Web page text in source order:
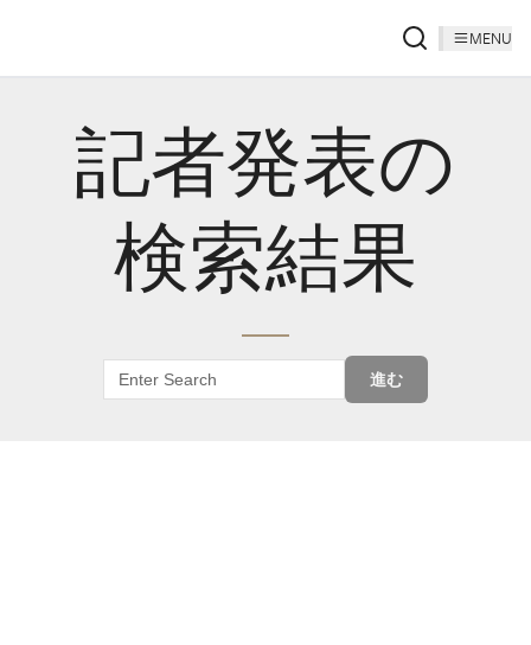
MENU
記者発表の
検索結果
進む